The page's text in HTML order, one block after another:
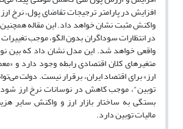
افزایش در پارامتر ترجیجات تقاضای پول، نرخ
واکنش مثبت نشان خواهد داد. این مقاله
در انتظارات سوداگران بدون الگو، موجب
واقعی خواهد شد. این مدل نشان داد که بین
متغیرهای کلان اقتصادی رابطه وجود دارد و
ارز» برای اقتصاد ایران، برقرار نیست. دولت
توبین"، موجب کاهش در نوسانات نرخ ارز ‌شود؛
بستگی به ساختار بازار ارز و واکنش سایر
مالیات توبین دارد.